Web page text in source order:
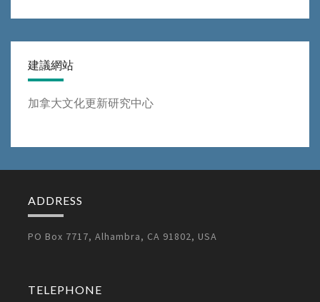
建議網站
加拿大文化更新研究中心
ADDRESS
PO Box 7717, Alhambra, CA 91802, USA
TELEPHONE